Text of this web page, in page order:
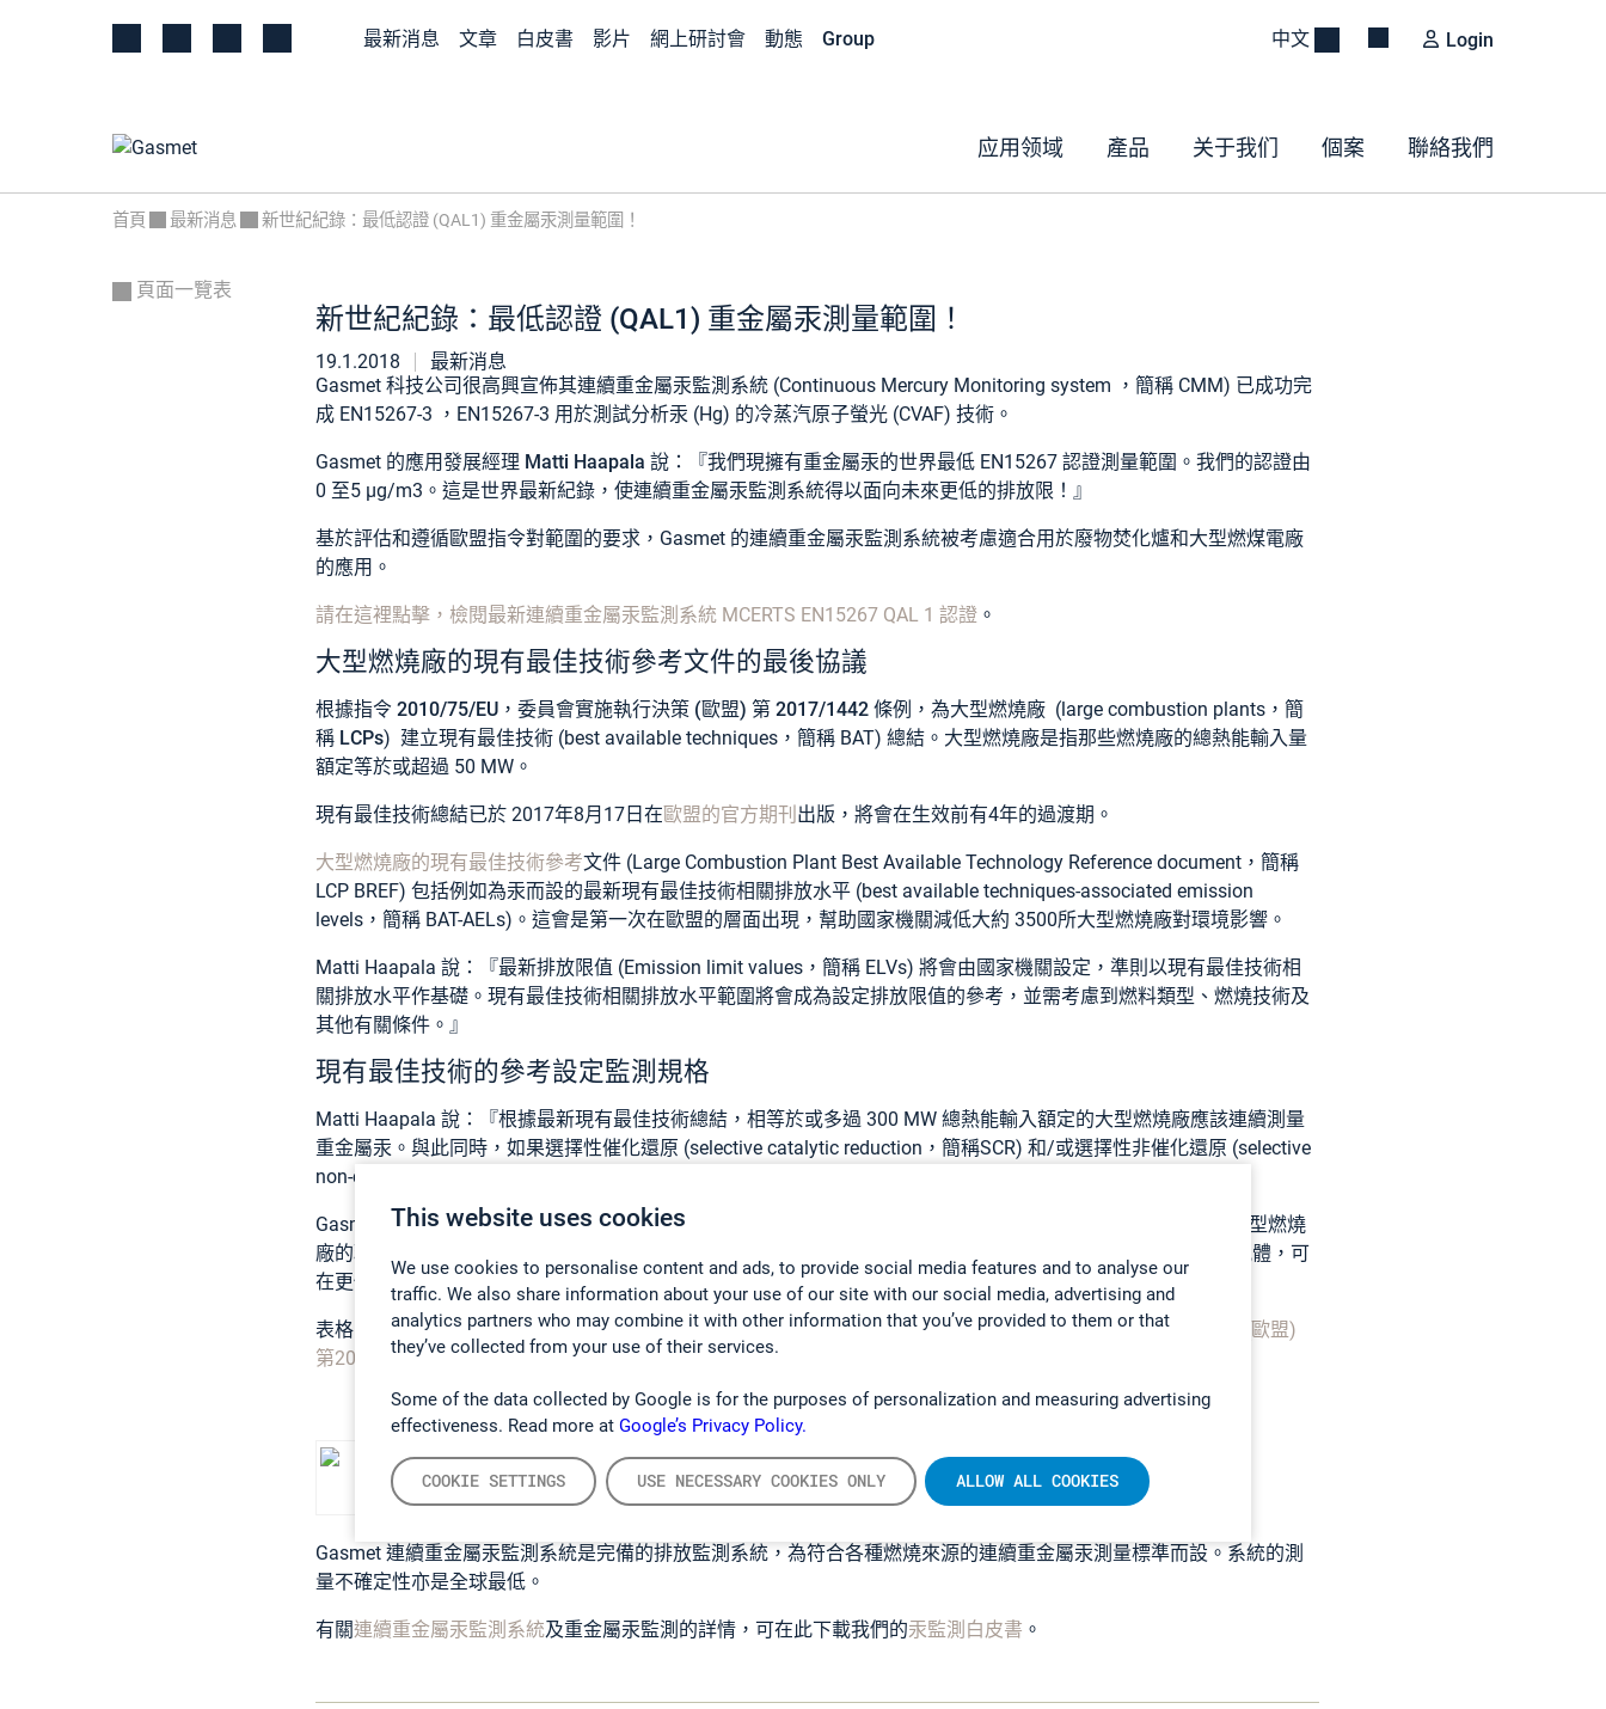
This website uses cookies
We use cookies to personalise content and ads, to provide social media features and to analyse our
traffic. We also share information about your use of our site with our social media, advertising and
analytics partners who may combine it with other information that you’ve provided to them or that
they’ve collected from your use of their services.
Some of the data collected by Google is for the purposes of personalization and measuring advertising
effectiveness. Read more at Google’s Privacy Policy.
COOKIE SETTINGS USE NECESSARY COOKIES ONLY ALLOW ALL COOKIES
最新消息 文章 白皮書 影片 網上研討會 動態 Group 中文 Login
应用领域 產品 关于我们 個案 聯絡我們
首頁 最新消息 新世紀紀錄：最低認證 (QAL1) 重金屬汞測量範圍！
頁面一覽表
新世紀紀錄：最低認證 (QAL1) 重金屬汞測量範圍！
19.1.2018
最新消息
Gasmet 科技公司很高興宣佈其連續重金屬汞監測系統 (Continuous Mercury Monitoring system ，簡稱 CMM) 已成功完
成 EN15267-3 ，EN15267-3 用於測試分析汞 (Hg) 的冷蒸汽原子螢光 (CVAF) 技術。
Gasmet 的應用發展經理 Matti Haapala 說：『我們現擁有重金屬汞的世界最低 EN15267 認證測量範圍。我們的認證由
0 至5 µg/m3。 這是世界最新紀錄，使連續重金屬汞監測系統得以面向未來更低的排放限！ 』
基於評估和遵循歐盟指令對範圍的要求，Gasmet 的連續重金屬汞監測系統被考慮適合用於廢物焚化爐和大型燃煤電廠
的應用 。
請在這裡點擊，檢閱最新連續重金屬汞監測系統 MCERTS EN15267 QAL 1 認證 。
大型燃燒廠的現有最佳技術參考文件的最後協議
根據指令 2010/75/EU ，委員會實施執行決策 (歐盟) 第 2017/1442 條例 ，為大型燃燒廠 (large combustion plants，簡
稱 LCPs) 建立現有最佳技術 (best available techniques，簡稱 BAT) 總結。大型燃燒廠是指那些燃燒廠的總熱能輸入量
額定等於或超過 50 MW。
現有最佳技術總結已於 2017年8月17日在歐盟的官方期刊 出版，將會在生效前有4年的過渡期。
大型燃燒廠的現有最佳技術參考文件 (Large Combustion Plant Best Available Technology Reference document，簡稱
LCP BREF) 包括例如為汞而設的最新現有最佳技術相關排放水平 (best available techniques-associated emission
levels，簡稱 BAT-AELs)。這會是第一次在歐盟的層面出現，幫助國家機關減低大約 3500所大型燃燒廠對環境影響。
Matti Haapala 說：『最新排放限值 (Emission limit values，簡稱 ELVs) 將會由國家機關設定，準則以現有最佳技術相
關排放水平作基礎。現有最佳技術相關排放水平範圍將會成為設定排放限值的參考，並需考慮到燃料類型、燃燒技術及
其他有關條件。』
現有最佳技術的參考設定監測規格
Matti Haapala 說：『根據最新現有最佳技術總結，相等於或多過 300 MW 總熱能輸入額定的大型燃燒廠應該連續測量
重金屬汞 。與此同時，如果選擇性催化還原 (selective catalytic reduction，簡稱SCR) 和/或選擇性非催化還原 (selective
non-catalytic reduction，簡稱 SNCR) 被使用，
Gasmet 的技術總監Rami Vuorinen說：『現時是時候開始為將來的規格作預備。在幾年間，燃燒廠需要符合大型燃燒
廠的現有最佳技術參考文件所描述的更嚴格的排放限。
亦需要設定規格，讓所需測量的氣體，可
在更低濃度測量。更常連續監測的化合物亦被要求。對於 Gasmet，我們已準備好迎接這些新規格。』
表格 2：由煤和褐煤燃燒而釋出空氣的重金屬汞排放的現有最佳技術相關排放水平 (來源： 委員會實施執行決策 (歐盟)
第2017/1442 條例)。
最佳技術相關排放水平 – 監測汞排放
Gasmet 連續重金屬汞監測系統是完備的排放監測系統，為符合各種燃燒來源的連續重金屬汞測量標準而設。系統的測
量不確定性亦是全球最低。
有關連續重金屬汞監測系統及重金屬汞監測的詳情，可在此下載我們的汞監測白皮書 。